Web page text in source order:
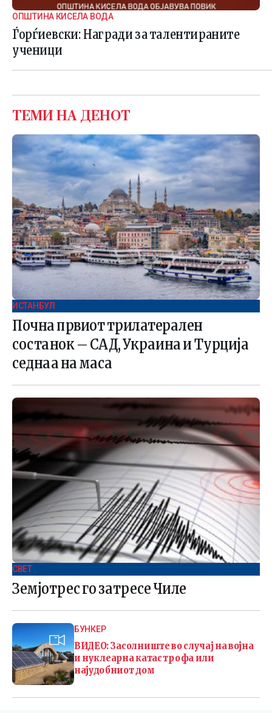
ОПШТИНА КИСЕЛА ВОДА
Ѓорѓиевски: Награди за талентираните
ученици
ТЕМИ НА ДЕНОТ
ИСТАНБУЛ
Почна првиот трилатерален
состанок – САД, Украина и Турција
седнаа на маса
СВЕТ .
Земјотрес го затресе Чиле
БУНКЕР
ВИДЕО: Засолниште во случај на војна
и нуклеарна катастрофа или
најудобниот дом